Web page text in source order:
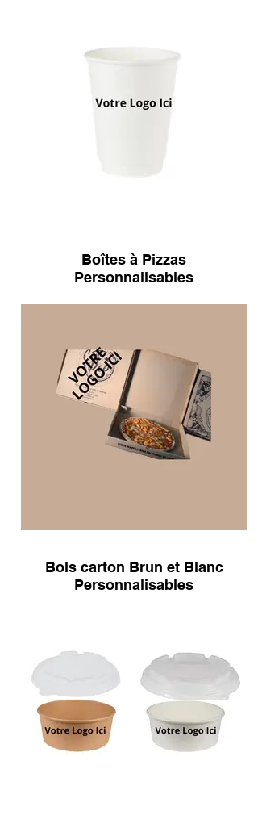
Boîtes à Pizzas
Personnalisables
Bols carton Brun et Blanc
Personnalisables